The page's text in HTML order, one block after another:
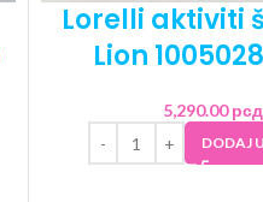
Lorelli aktiviti
Lion
5,290.00рсд
DODAJ